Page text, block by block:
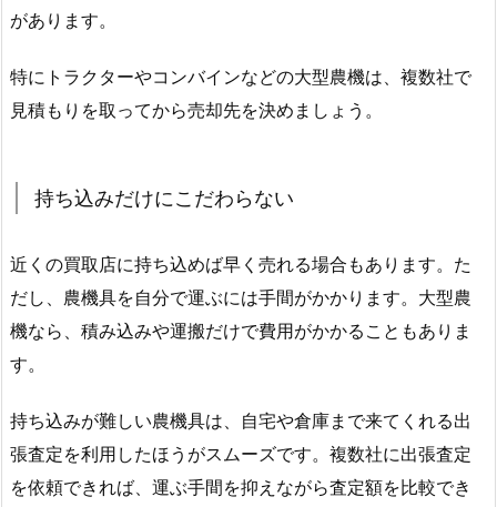
があります。
特にトラクターやコンバインなどの大型農機は、複数社で
見積もりを取ってから売却先を決めましょう。
持ち込みだけにこだわらない
近くの買取店に持ち込めば早く売れる場合もあります。た
だし、農機具を自分で運ぶには手間がかかります。大型農
機なら、積み込みや運搬だけで費用がかかることもありま
す。
持ち込みが難しい農機具は、自宅や倉庫まで来てくれる出
張査定を利用したほうがスムーズです。複数社に出張査定
を依頼できれば、運ぶ手間を抑えながら査定額を比較でき